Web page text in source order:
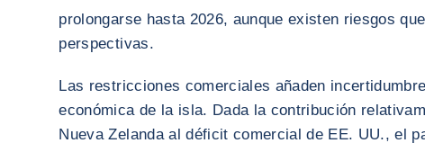
prolongarse hasta 2026, aunque existen riesgos
perspectivas.
Las restricciones comerciales añaden
económica de la isla. Dada la contribución
Nueva Zelanda al déficit comercial de EE. UU., el